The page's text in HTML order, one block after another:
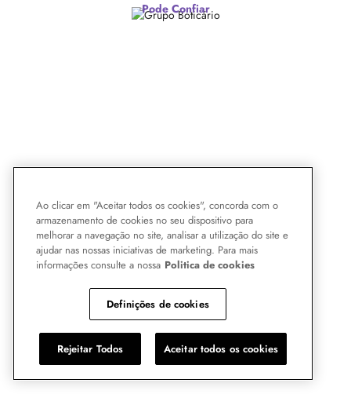
Pode Confiar
Ao clicar em "Aceitar todos os cookies", concorda com o
armazenamento de cookies no seu dispositivo para
melhorar a navegação no site, analisar a utilização do site e
ajudar nas nossas iniciativas de marketing. Para mais
informações consulte a nossa Politica de cookies
Definições de cookies
Rejeitar Todos Aceitar todos os cookies